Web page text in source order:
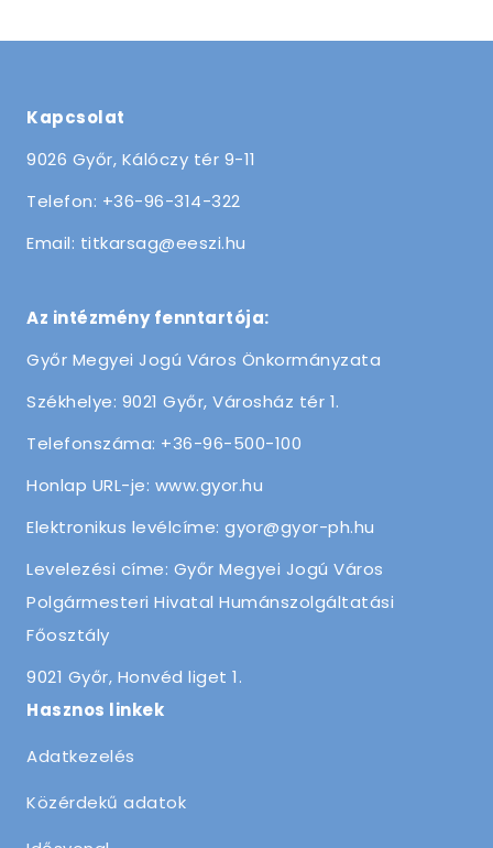
Kapcsolat
9026 Győr, Kálóczy tér 9-11
Telefon: +36-96-314-322
Email: titkarsag@eeszi.hu
Az intézmény fenntartója:
Győr Megyei Jogú Város Önkormányzata
Székhelye: 9021 Győr, Városház tér 1.
Telefonszáma: +36-96-500-100
Honlap URL-je: www.gyor.hu
Elektronikus levélcíme: gyor@gyor-ph.hu
Levelezési címe: Győr Megyei Jogú Város
Polgármesteri Hivatal Humánszolgáltatási
Főosztály
9021 Győr, Honvéd liget 1.
Hasznos linkek
Adatkezelés
Közérdekű adatok